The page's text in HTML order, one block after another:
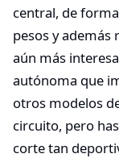
central, de
pesos y además
aún más
autónoma que
otros modelos
circuito, pero
corte tan